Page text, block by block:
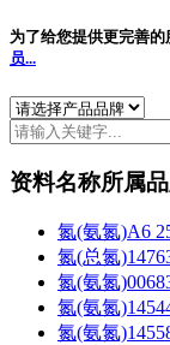
为了给您提供更完善
员...
资料名称所属
氮(氨氮)A6
氮(总氮
氮(氨氮
氮(氨氮
氮(氨氮